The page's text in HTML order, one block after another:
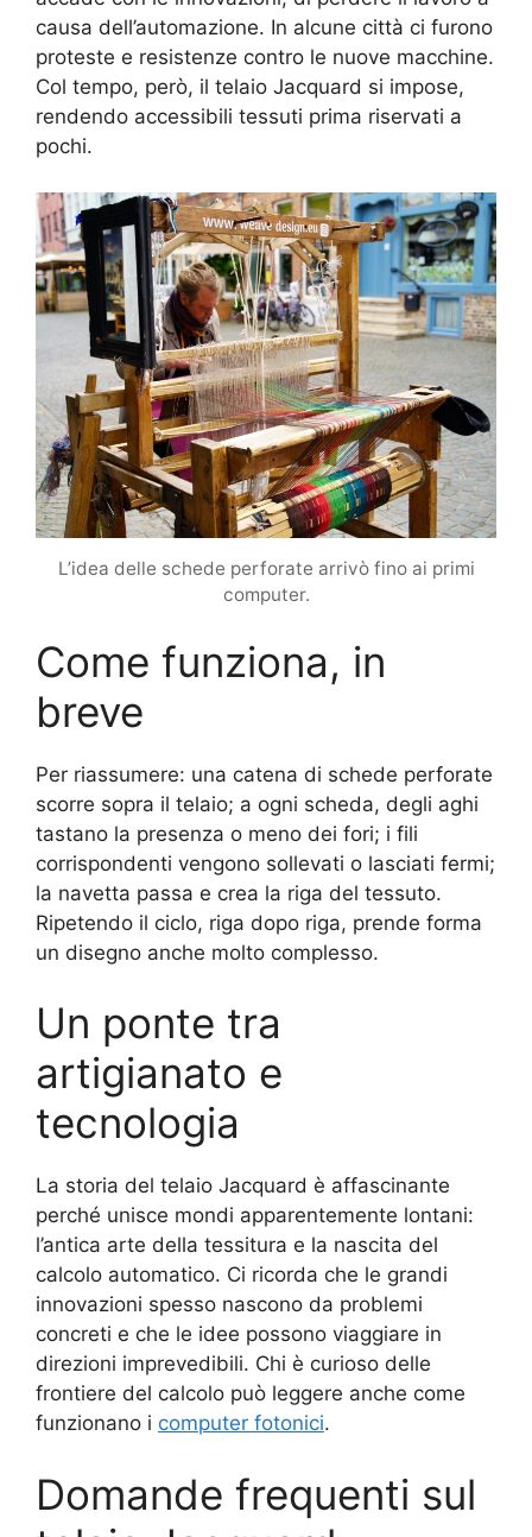
causa dell’automazione. In alcune città ci furono
proteste e resistenze contro le nuove macchine.
Col tempo, però, il telaio Jacquard si impose,
rendendo accessibili tessuti prima riservati a
pochi.
L’idea delle schede perforate arrivò fino ai primi
computer.
Come funziona, in
breve
Per riassumere: una catena di schede perforate
scorre sopra il telaio; a ogni scheda, degli aghi
tastano la presenza o meno dei fori; i fili
corrispondenti vengono sollevati o lasciati fermi;
la navetta passa e crea la riga del tessuto.
Ripetendo il ciclo, riga dopo riga, prende forma
un disegno anche molto complesso.
Un ponte tra
artigianato e
tecnologia
La storia del telaio Jacquard è affascinante
perché unisce mondi apparentemente lontani:
l’antica arte della tessitura e la nascita del
calcolo automatico. Ci ricorda che le grandi
innovazioni spesso nascono da problemi
concreti e che le idee possono viaggiare in
direzioni imprevedibili. Chi è curioso delle
frontiere del calcolo può leggere anche come
funzionano i computer fotonici.
Domande frequenti sul